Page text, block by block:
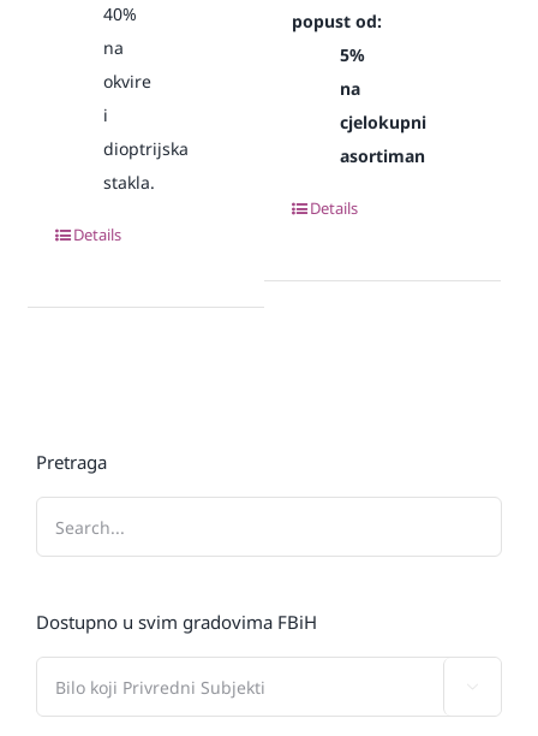
40%
na
okvire
i
dioptrijska
stakla.
Details
popust od:
5%
na
cjelokupni
asortiman
Details
Pretraga
Dostupno u svim gradovima FBiH